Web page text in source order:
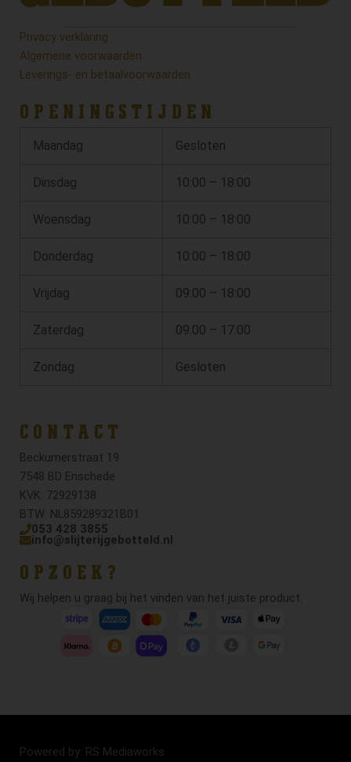
Privacy verklaring
Algemene voorwaarden
Leverings- en betaalvoorwaarden
OPENINGSTIJDEN
Maandag Gesloten
Dinsdag 10:00 – 18:00
Woensdag 10:00 – 18:00
Donderdag 10:00 – 18:00
Vrijdag 09:00 – 18:00
Zaterdag 09:00 – 17:00
Zondag Gesloten
CONTACT
Beckumerstraat 19
7548 BD Enschede
KVK: 72929138
BTW: NL859289321B01
053 428 3855
info@slijterijgebotteld.nl
OPZOEK?
Wij helpen u graag bij het vinden van het juiste product.
Powered by: RS Mediaworks